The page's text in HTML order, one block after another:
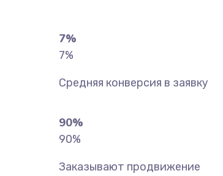
7%
7%
Средняя конверсия в заявку
90%
90%
Заказывают продвижение